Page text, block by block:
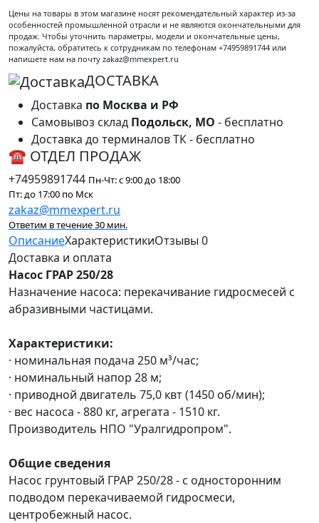
Цены на товары в этом магазине носят рекомендательный характер из-за
особенностей промышленной отрасли и не являются окончательными для
продаж. Чтобы уточнить параметры, модели и окончательные цены,
пожалуйста, обратитесь к сотрудникам по телефонам +74959891744 или
напишете нам на почту zakaz@mmexpert.ru
ДОСТАВКА
Доставка по Москва и РФ
Самовывоз склад Подольск, МО - бесплатно
Доставка до терминалов ТК - бесплатно
☎ ОТДЕЛ ПРОДАЖ
+74959891744 Пн-Чт: с 9:00 до 18:00
Пт: до 17:00 по Мск
zakaz@mmexpert.ru
Ответим в течение 30 мин.
ОписаниеХарактеристикиОтзывы 0
Доставка и оплата
Насос ГРАР 250/28
Назначение насоса: перекачивание гидросмесей с
абразивными частицами.
Характеристики:
· номинальная подача 250 м³/час;
· номинальный напор 28 м;
· приводной двигатель 75,0 квт (1450 об/мин);
· вес насоса - 880 кг, агрегата - 1510 кг.
Производитель НПО "Уралгидропром".
Общие сведения
Насос грунтовый ГРАР 250/28 - с односторонним
подводом перекачиваемой гидросмеси,
центробежный насос.